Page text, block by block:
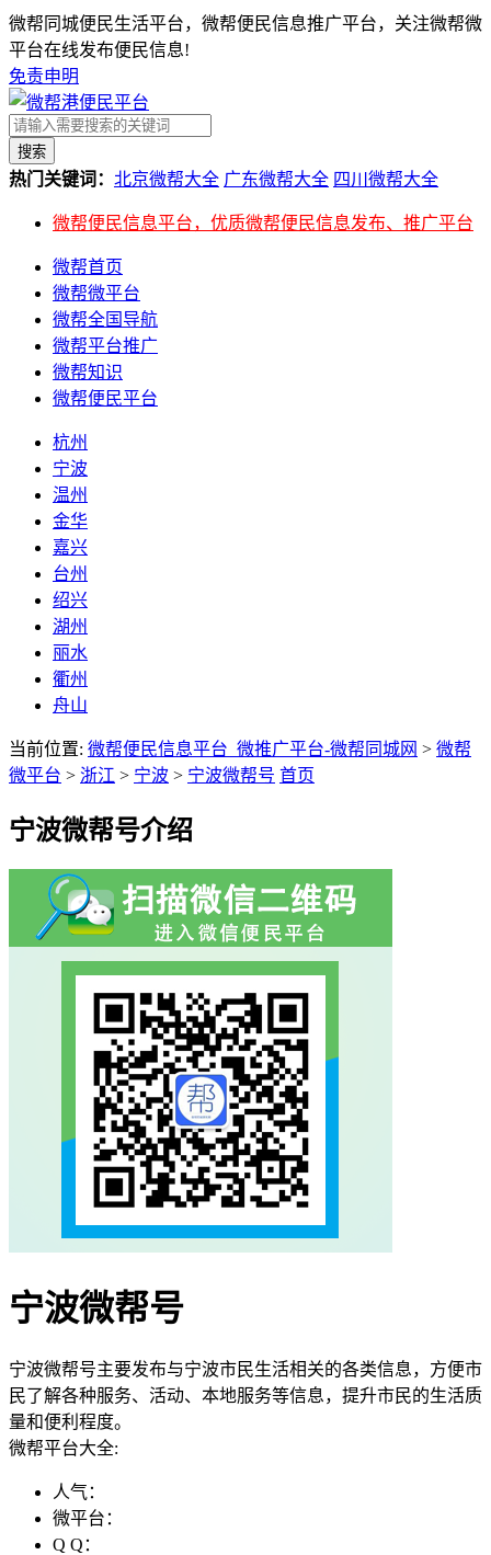
微帮同城便民生活平台，微帮便民信息推广平台，关注微帮微
平台在线发布便民信息!
免责申明
搜索
热门关键词： 北京微帮大全 广东微帮大全 四川微帮大全
微帮便民信息平台，优质微帮便民信息发布、推广平台
微帮首页
微帮微平台
微帮全国导航
微帮平台推广
微帮知识
微帮便民平台
杭州
宁波
温州
金华
嘉兴
台州
绍兴
湖州
丽水
衢州
舟山
当前位置: 微帮便民信息平台_微推广平台-微帮同城网 > 微帮
微平台 > 浙江 > 宁波 > 宁波微帮号 首页
宁波微帮号介绍
宁波微帮号
宁波微帮号主要发布与宁波市民生活相关的各类信息，方便市
民了解各种服务、活动、本地服务等信息，提升市民的生活质
量和便利程度。
微帮平台大全:
人气：
微平台：
Q Q：